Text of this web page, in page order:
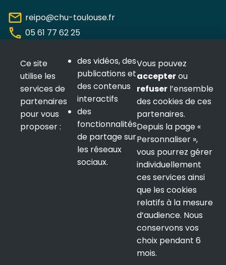
mail reipo@chu-toulouse.fr
phone 05 61 77 62 25
NOUS SUIVRE
LETTRE D'INFORMATION
Ce site
utilise les
services de
partenaires
pour vous
proposer :
des vidéos, des
publications et
des contenus
interactifs
des
fonctionnalités
de partage sur
les réseaux
sociaux.
Vous pouvez
accepterou
refuser l’ensemble
des cookies de ces
partenaires.
Depuis la page «
Personnaliser »,
vous pourrez gérer
individuellement
ces services ainsi
que les cookies
relatifs à la mesure
d’audience. Nous
conservons vos
choix pendant 6
mois.